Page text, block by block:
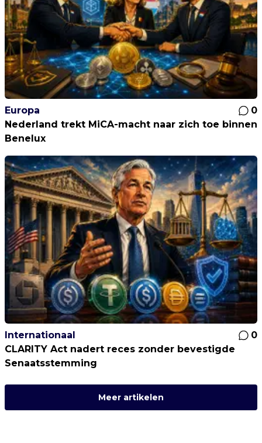
Europa
0
Nederland trekt MiCA-macht naar zich toe binnen
Benelux
Internationaal
0
CLARITY Act nadert reces zonder bevestigde
Senaatsstemming
Meer artikelen